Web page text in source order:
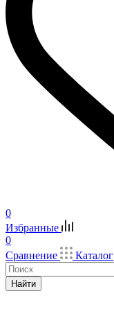
0
Избранные
0
Сравнение
Каталог
Найти